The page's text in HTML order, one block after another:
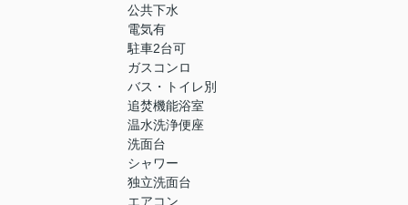
公共下水
電気有
駐車2台可
ガスコンロ
バス・トイレ別
追焚機能浴室
温水洗浄便座
洗面台
シャワー
独立洗面台
エアコン